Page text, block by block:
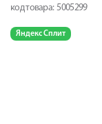
код товара: 5005299
Яндекс Сплит